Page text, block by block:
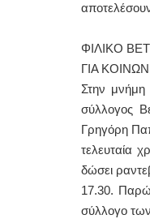
ΦΙΛΙΚΟ
ΓΙΑ
Στην μνήμη
σύλλογος
Γρηγόρη
τελευταία
δώσει
17.30.
σύλλογο